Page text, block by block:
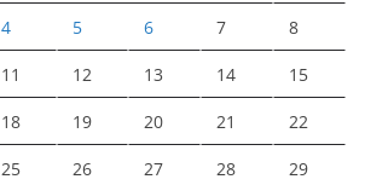
4 5 6 7 8
11 12 13 14 15
18 19 20 21 22
25 26 27 28 29